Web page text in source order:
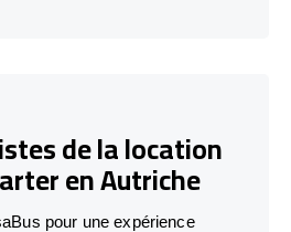
de la location
en Autriche
pour une expérience